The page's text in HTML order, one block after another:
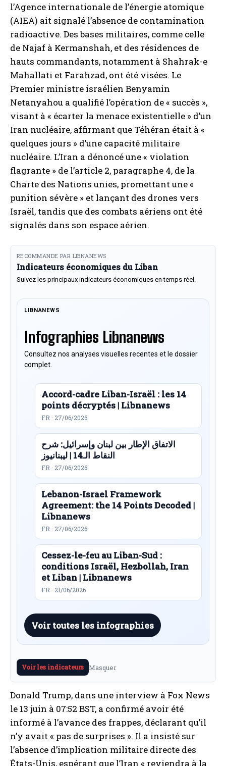
l’Agence internationale de l’énergie atomique
(AIEA) ait signalé l’absence de contamination
radioactive. Des bases militaires, comme celle
de Najaf à Kermanshah, et des résidences de
hauts commandants, notamment à Shahrak-e
Mahallati et Farahzad, ont été visées. Le
Premier ministre israélien Benyamin
Netanyahou a qualifié l’opération de « succès »,
visant à « écarter la menace existentielle » d’un
Iran nucléaire, affirmant que Téhéran était à «
quelques jours » d’une capacité militaire
nucléaire. L’Iran a dénoncé une « violation
flagrante » de l’article 2, paragraphe 4, de la
Charte des Nations unies, promettant une «
punition sévère » et lançant des drones vers
Israël, tandis que des combats aériens ont été
signalés dans son espace aérien.
RECOMMANDE PAR LIBNANEWS
Indicateurs économiques du Liban
Suivez les principaux indicateurs économiques en temps réel.
LIBNANEWS
Infographies Libnanews
Consultez nos analyses visuelles recentes et le dossier
complet.
Accord-cadre Liban-Israël : les 14
points décryptés | Libnanews
FR · 27/06/2026
الاتفاق الإطار بين لبنان وإسرائيل: شرح
النقاط الـ14 | ليبنانيوز
FR · 27/06/2026
Lebanon-Israel Framework
Agreement: the 14 Points Decoded |
Libnanews
FR · 27/06/2026
Cessez-le-feu au Liban-Sud :
conditions Israël, Hezbollah, Iran
et Liban | Libnanews
FR · 21/06/2026
Voir toutes les infographies
Voir les indicateurs Masquer
Donald Trump, dans une interview à Fox News
le 13 juin à 07:52 BST, a confirmé avoir été
informé à l’avance des frappes, déclarant qu’il
n’y avait « pas de surprises ». Il a insisté sur
l’absence d’implication militaire directe des
États-Unis, espérant que l’Iran « reviendra à la